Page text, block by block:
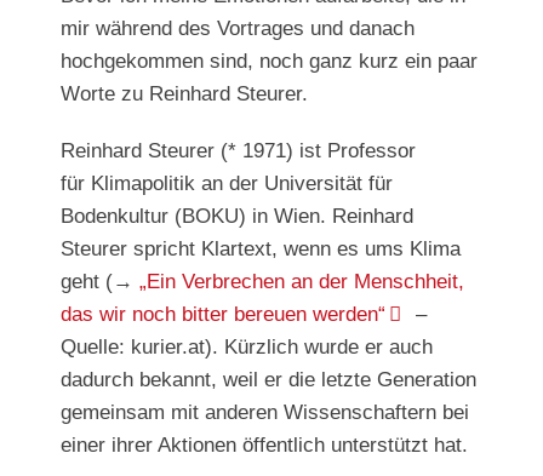
mir während des Vortrages und danach
hochgekommen sind, noch ganz kurz ein paar
Worte zu Reinhard Steurer.
Reinhard Steurer (* 1971) ist Professor
für Klimapolitik an der Universität für
Bodenkultur (BOKU) in Wien. Reinhard
Steurer spricht Klartext, wenn es ums Klima
geht (→ „Ein Verbrechen an der Menschheit,
das wir noch bitter bereuen werden“
–
Quelle: kurier.at). Kürzlich wurde er auch
dadurch bekannt, weil er die letzte Generation
gemeinsam mit anderen Wissenschaftern bei
einer ihrer Aktionen öffentlich unterstützt hat.